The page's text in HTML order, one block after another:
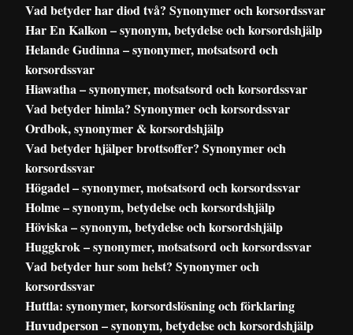
Vad betyder har diod två? Synonymer och korsordssvar
Har En Kalkon – synonym, betydelse och korsordshjälp
Helande Gudinna – synonymer, motsatsord och
korsordssvar
Hiawatha – synonymer, motsatsord och korsordssvar
Vad betyder himla? Synonymer och korsordssvar
Ordbok, synonymer & korsordshjälp
Vad betyder hjälper brottsoffer? Synonymer och
korsordssvar
Högadel – synonymer, motsatsord och korsordssvar
Holme – synonym, betydelse och korsordshjälp
Höviska – synonym, betydelse och korsordshjälp
Huggkrok – synonymer, motsatsord och korsordssvar
Vad betyder hur som helst? Synonymer och
korsordssvar
Huttla: synonymer, korsordslösning och förklaring
Huvudperson – synonym, betydelse och korsordshjälp